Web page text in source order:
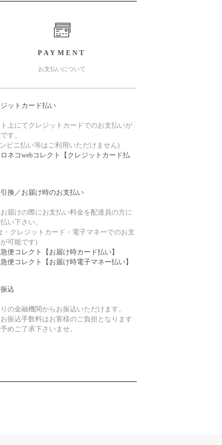
PAYMENT
お支払いについて
ットカード払い
上にてクレジットカードでのお支払いが
す。
ビニ払い等はご利用いただけません)
ネコwebコレクト【クレジットカード払
換／お届け時のお支払い
届けの際にお支払い料金を配達員の方に
い下さい。
・クレジットカード・電子マネーでのお支
可能です)
便コレクト【お届け時カード払い】
便コレクト【お届け時電子マネー払い】
込
の金融機関からお振込いただけます。
振込手数料はお客様のご負担となります
めご了承下さいませ。